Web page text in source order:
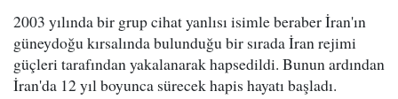
2003 yılında bir grup cihat yanlısı isimle beraber İran'ın
güneydoğu kırsalında bulunduğu bir sırada İran rejimi
güçleri tarafından yakalanarak hapsedildi. Bunun ardından
İran'da 12 yıl boyunca sürecek hapis hayatı başladı.